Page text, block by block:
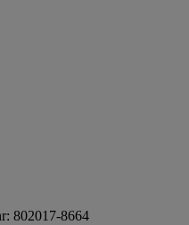
802017-8664